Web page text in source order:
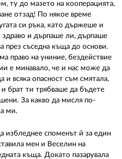
ту до мазето на кооперацията,
отзад! По някое време
си ръка, като държеше и
и дърпаше ли, дърпаше
през съседна къща до основи.
право на униние, бездействие
е минавало, че и нас може да
и всяка опасност съм смятала,
брат ти трябваше да бъдете
За какво да мисля по-
ми.
избледнее споменът й за един
мен и Веселин на
къща. Докато пазарувала